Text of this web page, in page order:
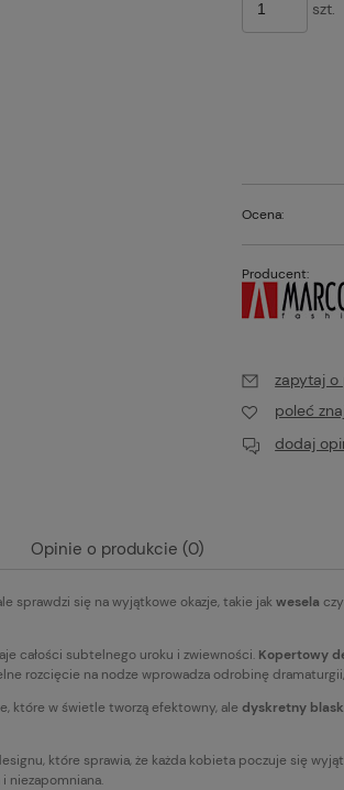
szt.
Ocena:
Producent:
zapytaj
poleć
dodaj
nie zawiera ewentualnych kosztów
Opinie o produkcie (0)
sprawdzi się na wyjątkowe okazje, takie jakwesela czy
całości subtelnego uroku i zwiewności. Kopertowy
rozcięcie na nodze wprowadza odrobinę
które w świetle tworzą efektowny, ale dyskretny blask
które sprawia, że każda kobieta poczuje się
niezapomniana.